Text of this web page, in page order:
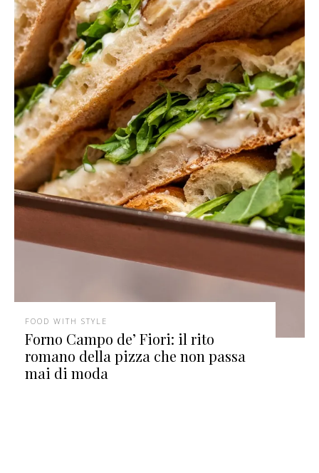
FOOD WITH STYLE
Forno Campo de’ Fiori: il rito
romano della pizza che non passa
mai di moda